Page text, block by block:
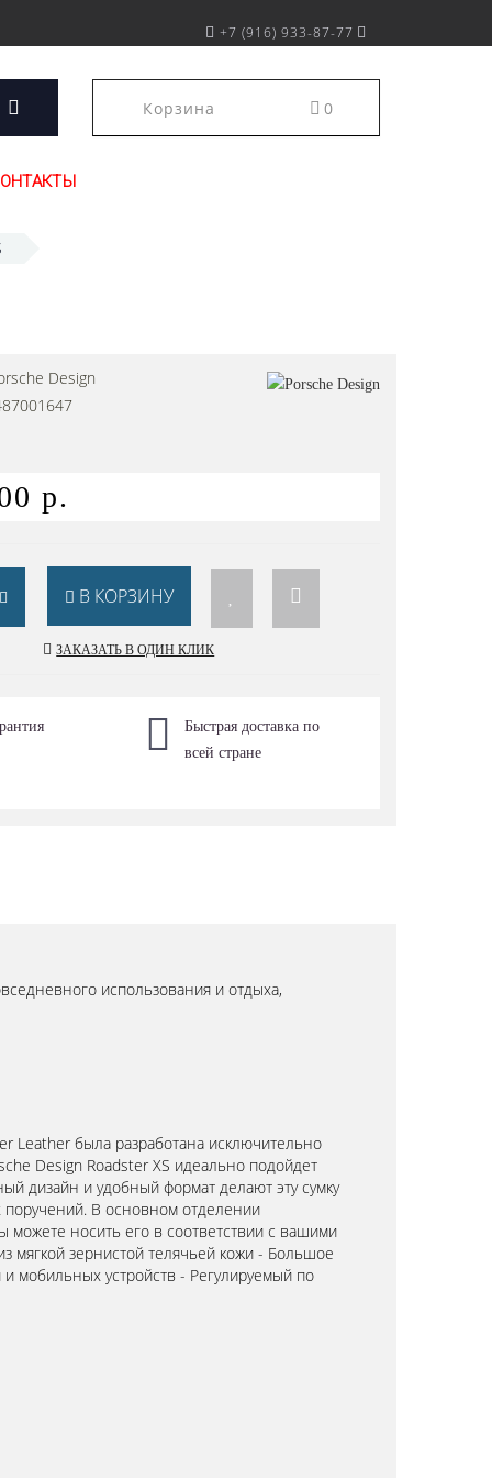
+7 (916) 933-87-77
Корзина 0
Design
р.
В КОРЗИНУ
ЗАКАЗАТЬ В ОДИН КЛИК
Быстрая доставка по
всей стране
использования и отдыха,
Leather была разработана исключительно
Design Roadster XS идеально подойдет
дизайн и удобный формат делают эту сумку
В основном отделении
можете носить его в соответствии с вашими
мягкой зернистой телячьей кожи - Большое
мобильных устройств - Регулируемый по